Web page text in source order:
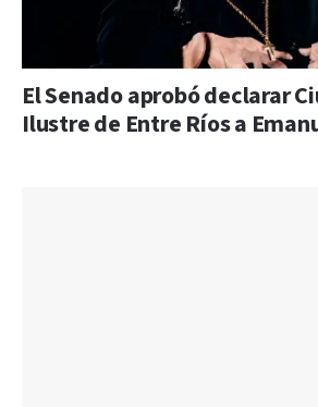
El Senado aprobó declarar
Ilustre de Entre Ríos a